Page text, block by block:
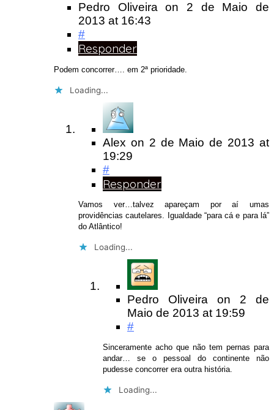
Pedro Oliveira on 2 de Maio de
2013 at 16:43
#
Responder
Podem concorrer…. em 2ª prioridade.
Loading...
Alex on 2 de Maio de 2013at
19:29
#
Responder
Vamos ver…talvez apareçam por aí umas
providências cautelares. Igualdade “para cá e para lá”
do Atlântico!
Loading...
Pedro Oliveira on 2 de
Maio de 2013 at 19:59
#
Sinceramente acho que não tem pernas para
andar… se o pessoal do continente não
pudesse concorrer era outra história.
Loading...